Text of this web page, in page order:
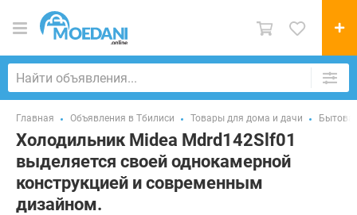
Главная Объявления в Тбилиси Товары для дома и дачи
Холодильник Midea Mdrd142Slf01
выделяется своей однокамерной
конструкцией и современным
дизайном.